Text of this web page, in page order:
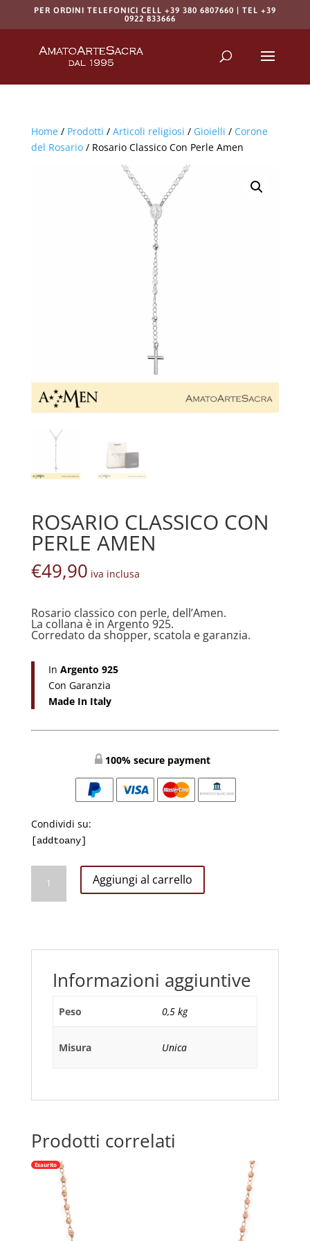
PER ORDINI TELEFONICI CELL +39 380 6807660 | TEL +39
0922 833666
Home/ Prodotti / Articoli religiosi / Gioielli / Corone
del Rosario/ Rosario Classico Con Perle Amen
ROSARIO CLASSICO CON
PERLE AMEN
€49,90 iva inclusa
Rosario classico con perle, dell’Amen.
La collana è in Argento 925.
Corredato da shopper, scatola e garanzia.
In Argento 925
Con Garanzia
Made In Italy
100% secure payment
Condividi su:
[addtoany]
Classico
Con
quantità
Aggiungi al carrello
Informazioni aggiuntive
Peso 0,5 kg
Misura Unica
Prodotti correlati
Esaurito